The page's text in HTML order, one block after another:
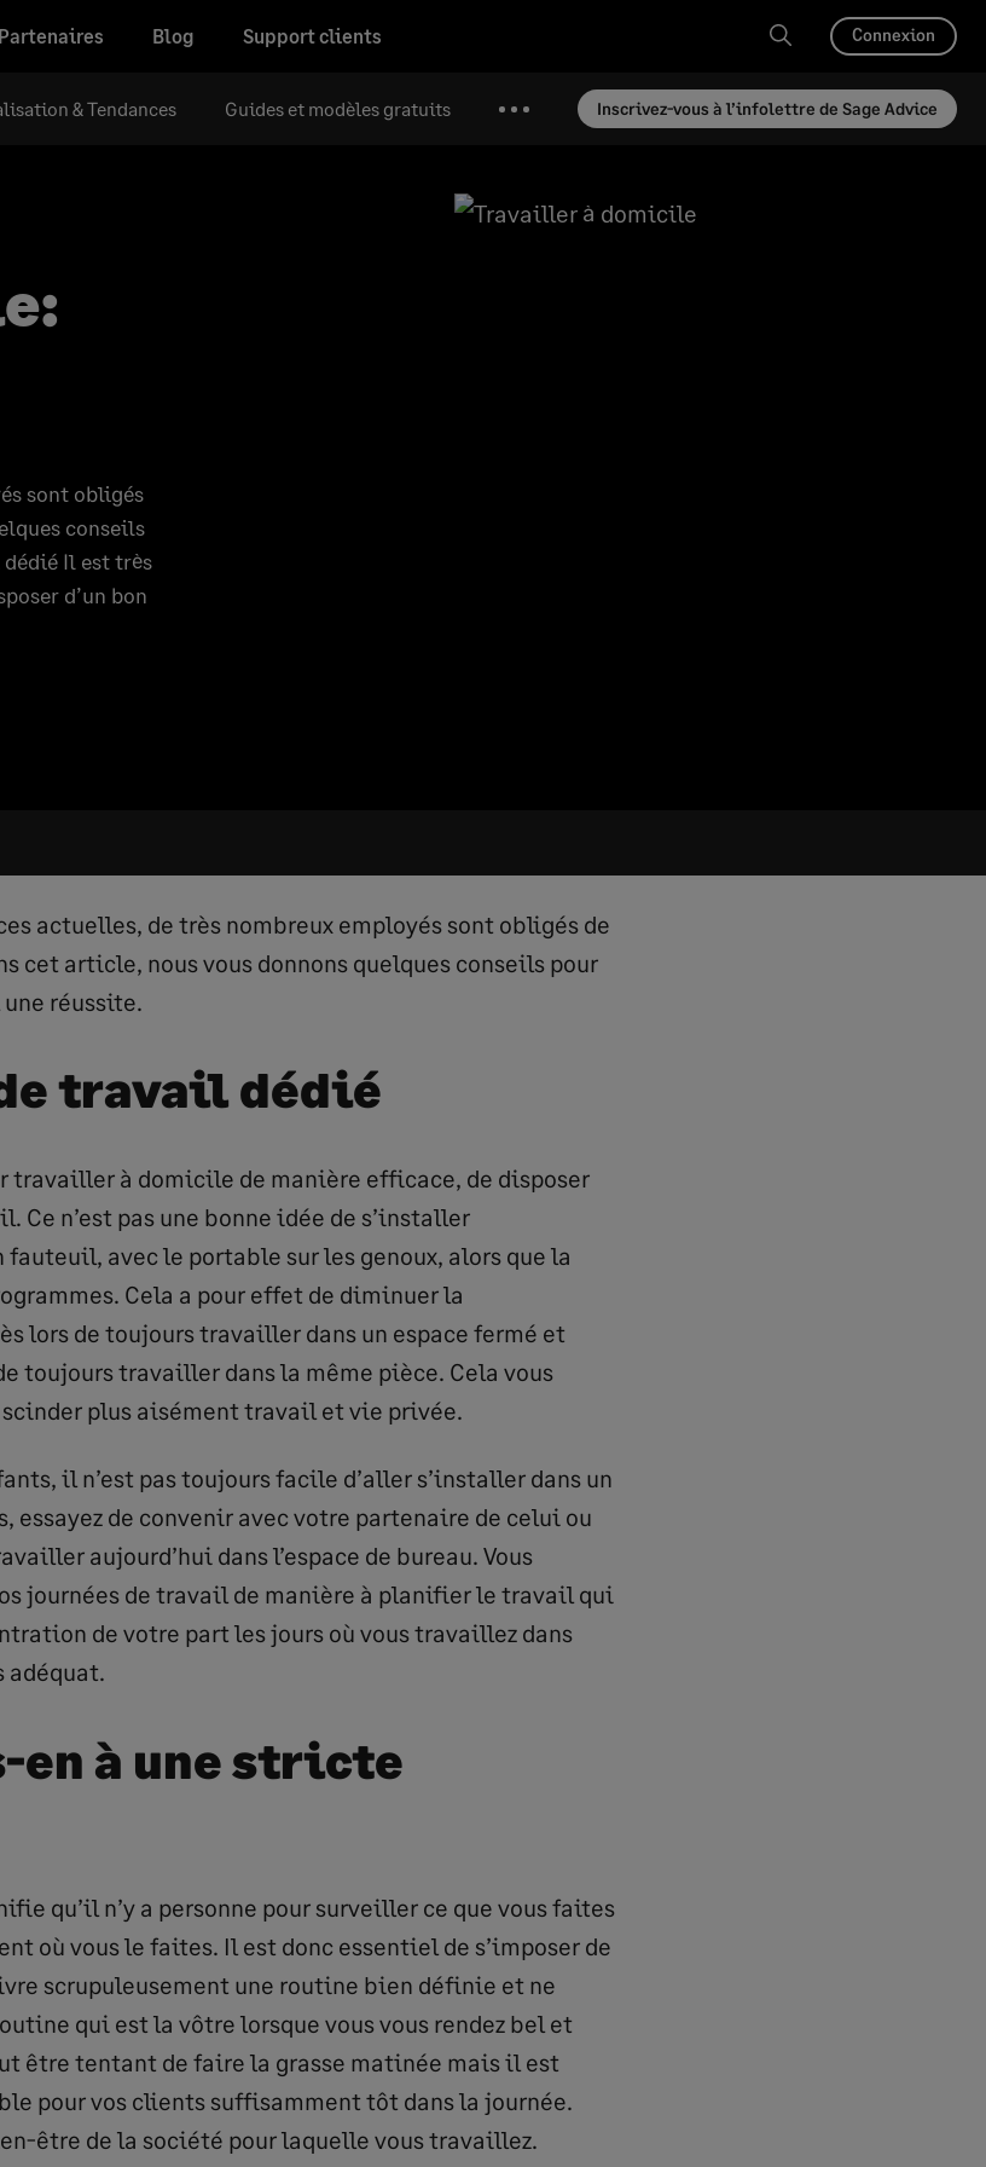
Partenaires Blog Support clients Connexion
& Tendances Guides et modèles gratuits Inscrivez-vous à l’infolettre de Sage Advice
sont obligés
conseils
Il est très
d’un bon
actuelles, de très nombreux employés sont obligés de
cet article, nous vous donnons quelques conseils pour
réussite.
travail dédié
travailler à domicile de manière efficace, de disposer
Ce n’est pas une bonne idée de s’installer
avec le portable sur les genoux, alors que la
Cela a pour effet de diminuer la
lors de toujours travailler dans un espace fermé et
toujours travailler dans la même pièce. Cela vous
plus aisément travail et vie privée.
il n’est pas toujours facile d’aller s’installer dans un
essayez de convenir avec votre partenaire de celui ou
aujourd’hui dans l’espace de bureau. Vous
journées de travail de manière à planifier le travail qui
de votre part les jours où vous travaillez dans
adéquat.
en à une stricte
qu’il n’y a personne pour surveiller ce que vous faites
où vous le faites. Il est donc essentiel de s’imposer de
scrupuleusement une routine bien définie et ne
qui est la vôtre lorsque vous vous rendez bel et
être tentant de faire la grasse matinée mais il est
pour vos clients suffisamment tôt dans la journée.
être de la société pour laquelle vous travaillez.